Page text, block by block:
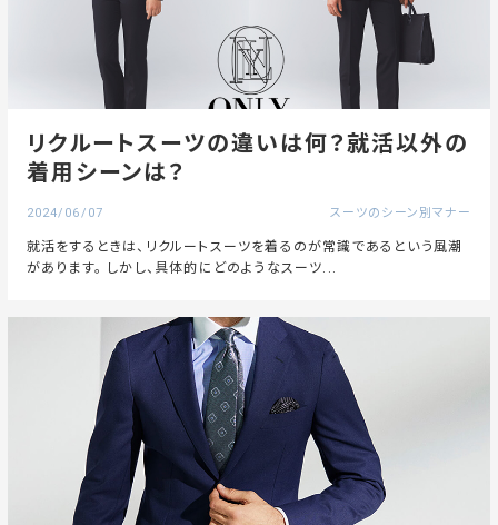
リクルートスーツの違いは何？就活以外の
着用シーンは？
2024/06/07 スーツのシーン別マナー
就活をするときは、リクルートスーツを着るのが常識であるという風潮
があります。 しかし、具体的にどのようなスーツ...